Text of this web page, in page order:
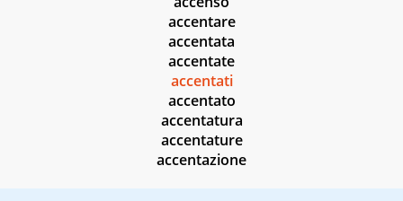
accentare
accentata
accentate
accentati
accentato
accentatura
accentature
accentazione